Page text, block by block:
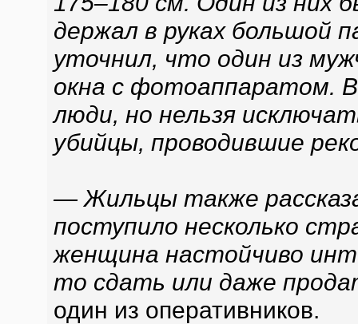
держал в руках большой
уточнил, что один из
окна с фотоаппаратом.
люди, но нельзя
убийцы, проводившие
— Жильцы также
поступило несколько
женщина настойчиво
то сдать или даже
один из оперативников.